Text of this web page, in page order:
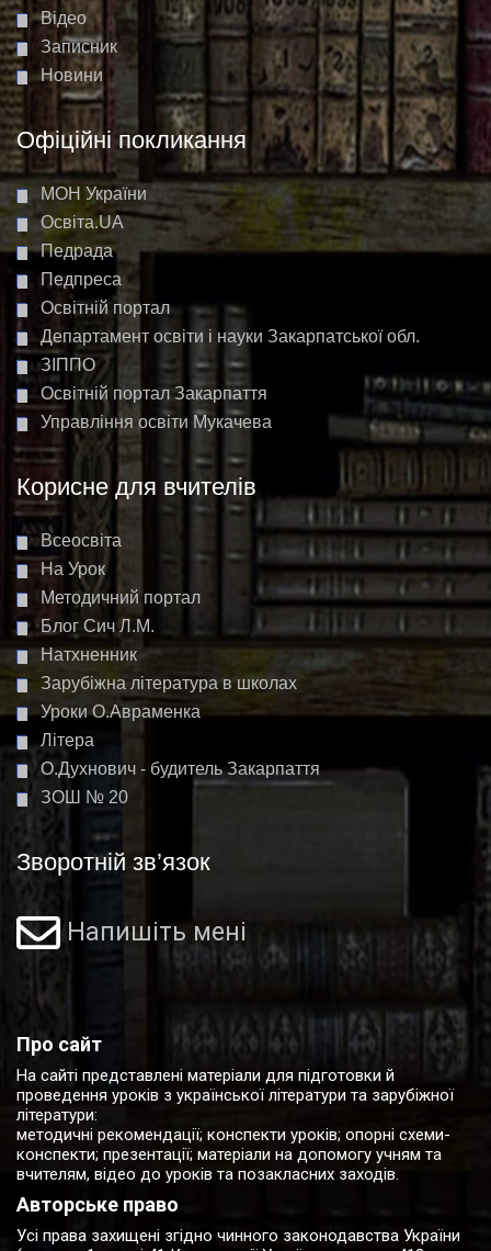
Відео
Записник
Новини
Офіційні покликання
МОН України
Освіта.UA
Педрада
Педпреса
Освітній портал
Департамент освіти і науки Закарпатської обл.
ЗІППО
Освітній портал Закарпаття
Управління освіти Мукачева
Корисне для вчителів
Всеосвіта
На Урок
Методичний портал
Блог Сич Л.М.
Натхненник
Зарубіжна література в школах
Уроки О.Авраменка
Літера
О.Духнович - будитель Закарпаття
ЗОШ № 20
Зворотній зв’язок
Напишіть мені
Про сайт
На сайті представлені матеріали для підготовки й
проведення уроків з української літератури та зарубіжної
літератури:
методичні рекомендації; конспекти уроків; опорні схеми-
конспекти; презентації; матеріали на допомогу учням та
вчителям, відео до уроків та позакласних заходів.
Авторське право
Усі права захищені згідно чинного законодавства України